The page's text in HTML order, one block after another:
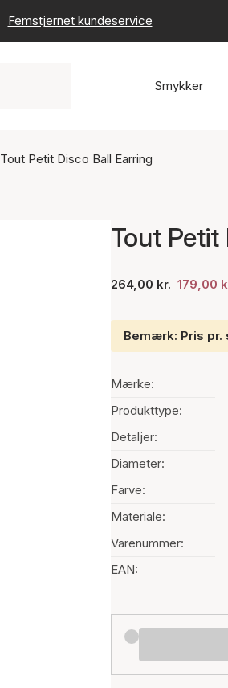
Femstjernet kundeservice
Smykker
Tout Petit Disco Ball Earring
Tout Petit
264,00 kr. 179,00
Bemærk: Pris pr.
Mærke:
Produkttype:
Detaljer:
Diameter:
Farve:
Materiale:
Varenummer:
EAN: